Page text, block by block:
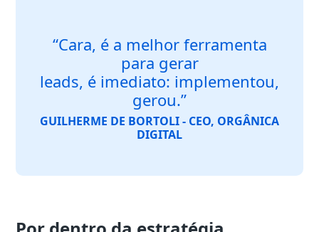
“Cara, é a melhor ferramenta
para gerar
leads, é imediato: implementou,
gerou.”
GUILHERME DE BORTOLI - CEO, ORGÂNICA
DIGITAL